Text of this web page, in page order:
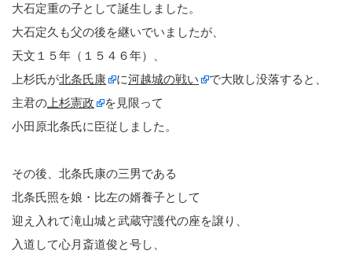
大石定重の子として誕生しました。
大石定久も父の後を継いでいましたが、
天文１５年（１５４６年）、
上杉氏が北条氏康 に河越城の戦い
で大敗し没落すると、
主君の 上杉憲政
を見限って
小田原北条氏に臣従しました。
その後、北条氏康の三男である
北条氏照を娘・比左の婿養子として
迎え入れて滝山城と武蔵守護代の座を譲り、
入道して心月斎道俊と号し、